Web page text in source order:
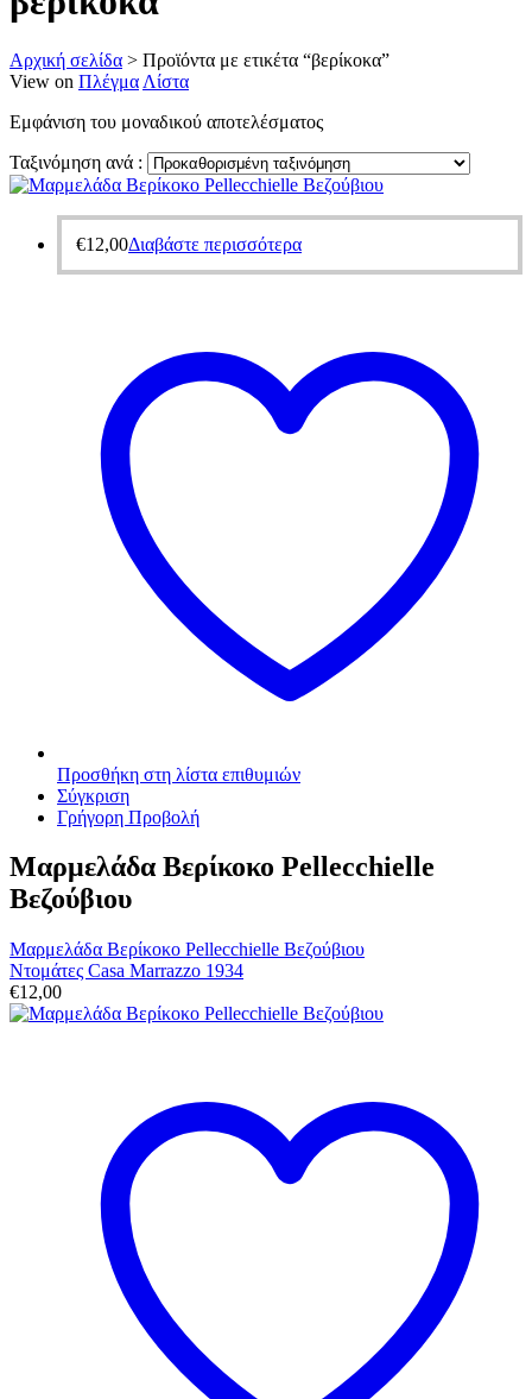
Αρχική σελίδα > Προϊόντα με ετικέτα “βερίκοκα”
View on Πλέγμα Λίστα
Εμφάνιση του μοναδικού αποτελέσματος
Ταξινόμηση ανά :
€12,00Διαβάστε περισσότερα
Προσθήκη στη λίστα επιθυμιών
Σύγκριση
Γρήγορη Προβολή
Μαρμελάδα Βερίκοκο Pellecchielle
Βεζούβιου
Μαρμελάδα Βερίκοκο Pellecchielle Βεζούβιου
Ντομάτες Casa Marrazzo 1934
€12,00